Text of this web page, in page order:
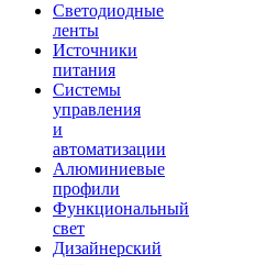
Светодиодные
ленты
Источники
питания
Системы
управления
и
автоматизации
Алюминиевые
профили
Функциональный
свет
Дизайнерский